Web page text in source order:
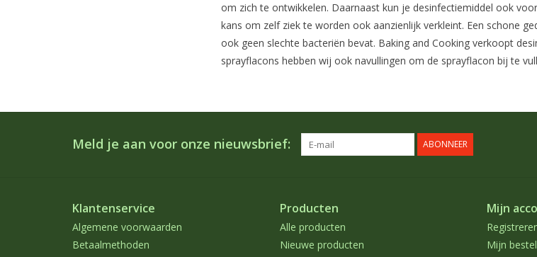
om zich te ontwikkelen. Daarnaast kun je desinfectiemiddel ook
kans om zelf ziek te worden ook aanzienlijk verkleint. Een schone
ook geen slechte bacteriën bevat. Baking and Cooking verkoopt
sprayflacons hebben wij ook navullingen om de sprayflacon bij te
Meld je aan voor onze nieuwsbrief: ABONNEER
Klantenservice
Algemene voorwaarden
Betaalmethoden
Producten
Alle producten
Nieuwe producten
Mijn
Mijn